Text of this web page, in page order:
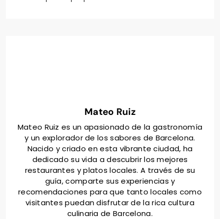
Mateo Ruiz
Mateo Ruiz es un apasionado de la gastronomía
y un explorador de los sabores de Barcelona.
Nacido y criado en esta vibrante ciudad, ha
dedicado su vida a descubrir los mejores
restaurantes y platos locales. A través de su
guía, comparte sus experiencias y
recomendaciones para que tanto locales como
visitantes puedan disfrutar de la rica cultura
culinaria de Barcelona.